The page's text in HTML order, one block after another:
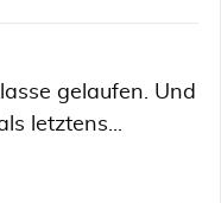
gelaufen. Und
letztens...